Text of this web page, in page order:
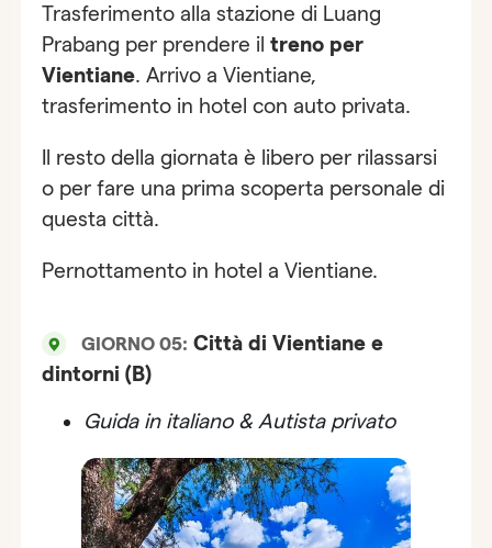
Trasferimento alla stazione di Luang
Prabang per prendere iltreno per
Vientiane. Arrivo a Vientiane,
trasferimento in hotel con auto privata.
Il resto della giornata è libero per rilassarsi
o per fare una prima scoperta personale di
questa città.
Pernottamento in hotel a Vientiane.
GIORNO 05: Città di Vientiane e
dintorni (B)
Guida in italiano & Autista privato